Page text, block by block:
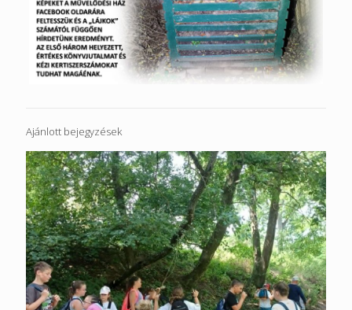
Ajánlott bejegyzések